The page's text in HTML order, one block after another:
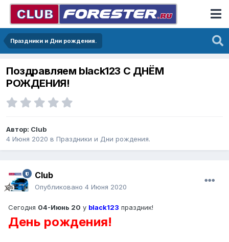
Праздники и Дни рождения.
Поздравляем black123 С ДНЁМ
РОЖДЕНИЯ!
Автор: Club
4 Июня 2020 в Праздники и Дни рождения.
Club
Опубликовано 4 Июня 2020
Сегодня 04-Июнь 20 у black123 праздник!
День рождения!